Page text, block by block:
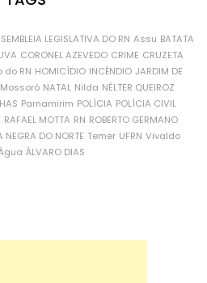
LEGISLATIVA DO RN Assu BATATA
CORONEL AZEVEDO CRIME CRUZETA
do RN HOMICÍDIO INCÊNDIO JARDIM DE
Mossoró NATAL Nilda NÉLTER QUEIROZ
Parnamirim POLÍCIA POLÍCIA CIVIL
RAFAEL MOTTA RN ROBERTO GERMANO
NEGRA DO NORTE Temer UFRN Vivaldo
ÁLVARO DIAS